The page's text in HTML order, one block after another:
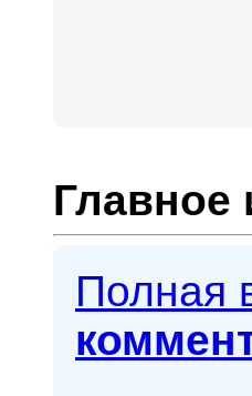
Главное
Полная